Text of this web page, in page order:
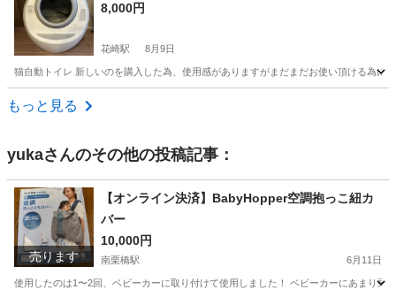
8,000円
花崎駅 8月9日
猫自動トイレ 新しいのを購入した為、使用感がありますがまだまだお使い頂ける為
埼玉 久喜市
もっと見る
yukaさんのその他の投稿記事：
売ります
【オンライン決済】BabyHopper空調抱っこ紐カ
バー
10,000円
南栗橋駅 6月11日
使用したのは1〜2回、ベビーカーに取り付けて使用しました！ ベビーカーにあまり